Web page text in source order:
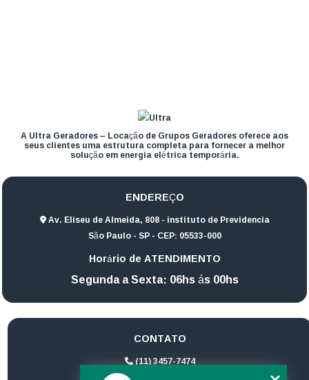
A Ultra Geradores – Locação de Grupos Geradores oferece aos
seus clientes uma estrutura completa para fornecer a melhor
solução em energia elétrica temporária.
ENDEREÇO
Av. Eliseu de Almeida, 808 - instituto de Previdencia
São Paulo - SP - CEP: 05533-000
Horário de ATENDIMENTO
Segunda a Sexta: 06hs ás 00hs
CONTATO
(11) 3457-7474